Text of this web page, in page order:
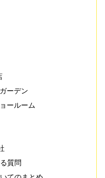
ーデン
ールーム
質問